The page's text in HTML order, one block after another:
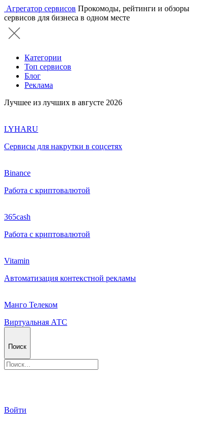
Агрегатор сервисов Прокомоды, рейтинги и обзоры
сервисов для бизнеса в одном месте
Категории
Топ сервисов
Блог
Реклама
Лучшее из лучших в августе 2026
LYHARU
Сервисы для накрутки в соцсетях
Binance
Работа с криптовалютой
365cash
Работа с криптовалютой
Vitamin
Автоматизация контекстной рекламы
Манго Телеком
Виртуальная АТС
Поиск
Войти